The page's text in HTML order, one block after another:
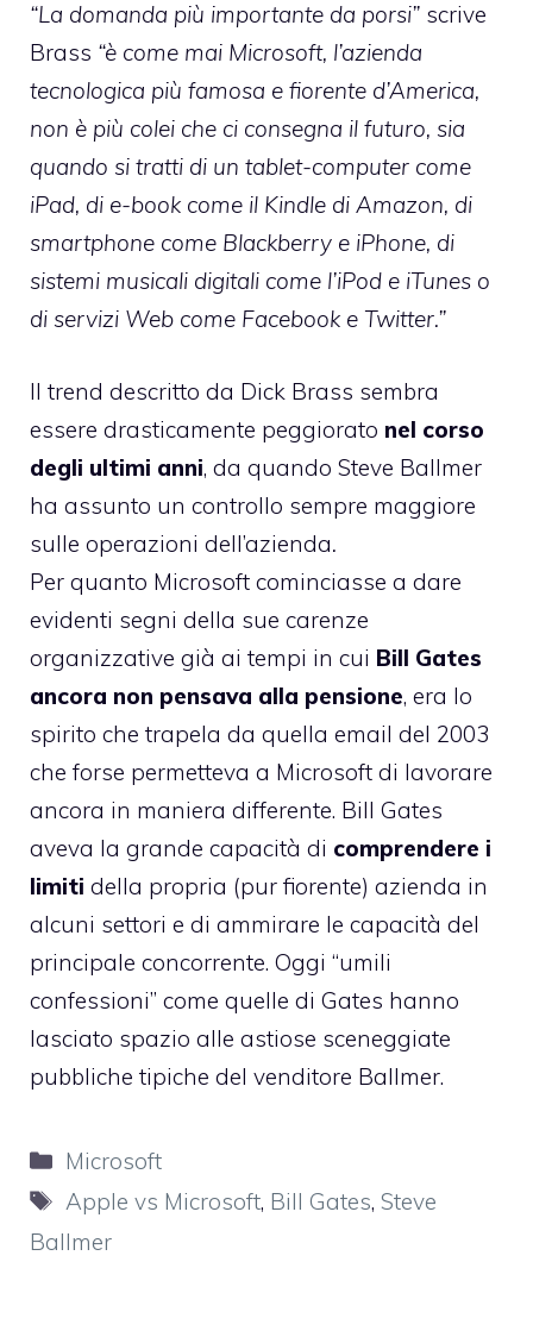
“La domanda più importante da porsi” scrive
Brass “è come mai Microsoft, l’azienda
tecnologica più famosa e fiorente d’America,
non è più colei che ci consegna il futuro, sia
quando si tratti di un tablet-computer come
iPad, di e-book come il Kindle di Amazon, di
smartphone come Blackberry e iPhone, di
sistemi musicali digitali come l’iPod e iTunes o
di servizi Web come Facebook e Twitter.”
Il trend descritto da Dick Brass sembra
essere drasticamente peggiorato nel corso
degli ultimi anni, da quando Steve Ballmer
ha assunto un controllo sempre maggiore
sulle operazioni dell’azienda.
Per quanto Microsoft cominciasse a dare
evidenti segni della sue carenze
organizzative già ai tempi in cui Bill Gates
ancora non pensava alla pensione, era lo
spirito che trapela da quella email del 2003
che forse permetteva a Microsoft di lavorare
ancora in maniera differente. Bill Gates
aveva la grande capacità di comprendere i
limiti della propria (pur fiorente) azienda in
alcuni settori e di ammirare le capacità del
principale concorrente. Oggi “umili
confessioni” come quelle di Gates hanno
lasciato spazio alle astiose sceneggiate
pubbliche tipiche del venditore Ballmer.
Categorie
Microsoft
Tag
Apple vs Microsoft, Bill Gates,Steve
Ballmer